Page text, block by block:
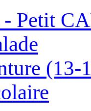
Petit
(13-